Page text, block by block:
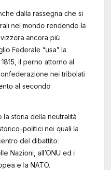
dalla rassegna che si
nel mondo rendendo la
ancora più
Federale “usa” la
il perno attorno al
nei tribolati
al secondo
la storia della neutralità
politici nei quali la
del dibattito:
Nazioni, all’ONU ed i
e la NATO.